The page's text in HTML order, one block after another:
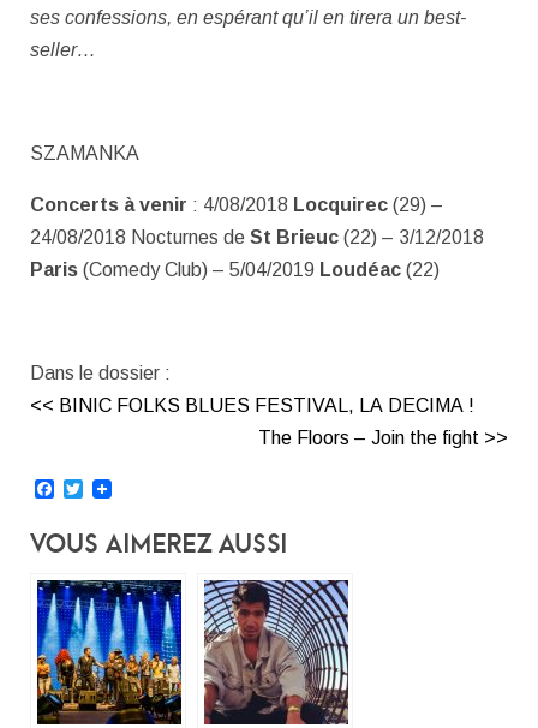
ses confessions, en espérant qu’il en tirera un best-
seller…
SZAMANKA
Concerts à venir : 4/08/2018 Locquirec (29) –
24/08/2018 Nocturnes de St Brieuc (22) – 3/12/2018
Paris (Comedy Club) – 5/04/2019 Loudéac (22)
Dans le dossier :
<< BINIC FOLKS BLUES FESTIVAL, LA DECIMA !
The Floors – Join the fight >>
Facebook
Twitter
Vous Aimerez Aussi